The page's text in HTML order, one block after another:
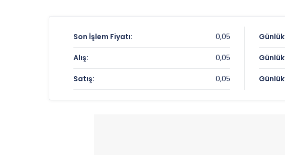
Son İşlem Fiyatı: 0,05
Alış: 0,05
Satış: 0,05